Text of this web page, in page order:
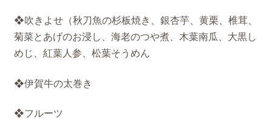
❖吹きよせ（秋刀魚の杉板焼き、銀杏芋、黄栗、椎茸、
菊菜とあげのお浸し、海老のつや煮、木葉南瓜、大黒し
めじ、紅葉人参、松葉そうめん
❖伊賀牛の太巻き
❖フルーツ